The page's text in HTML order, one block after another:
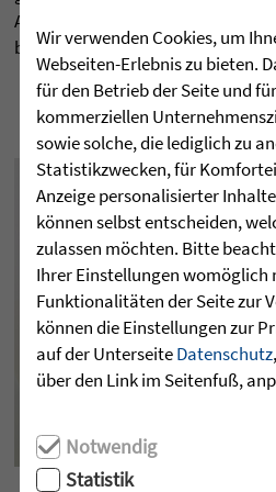
Alles, was Sie uns hinter­lassen,
bei denen, die Ihnen am Herzen
Wir verwenden Cookies, um
Webseiten-Erlebnis zu bieten.
für den Betrieb der Seite und
kommerziellen
sowie solche, die lediglich zu
Statistikzwecken, für
Anzeige personalisierter
können selbst entscheiden,
zulassen möchten. Bitte
Ihrer Einstellungen womöglich
Funktionalitäten der Seite zur
können die Einstellungen zur
auf der UnterseiteDatenschutz
über den Link im Seitenfuß,
Notwendig
Statistik